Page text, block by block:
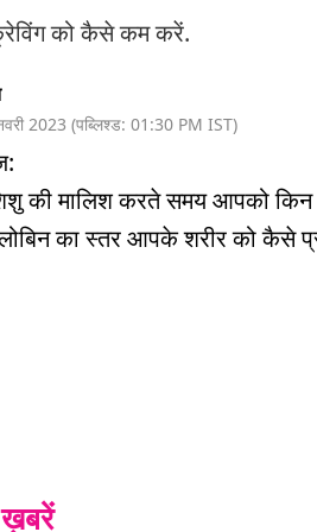
को कैसे कम करें.
2023 (पब्लिश्ड: 01:30 PM IST)
की मालिश करते समय आपको किन
का स्तर आपके शरीर को कैसे